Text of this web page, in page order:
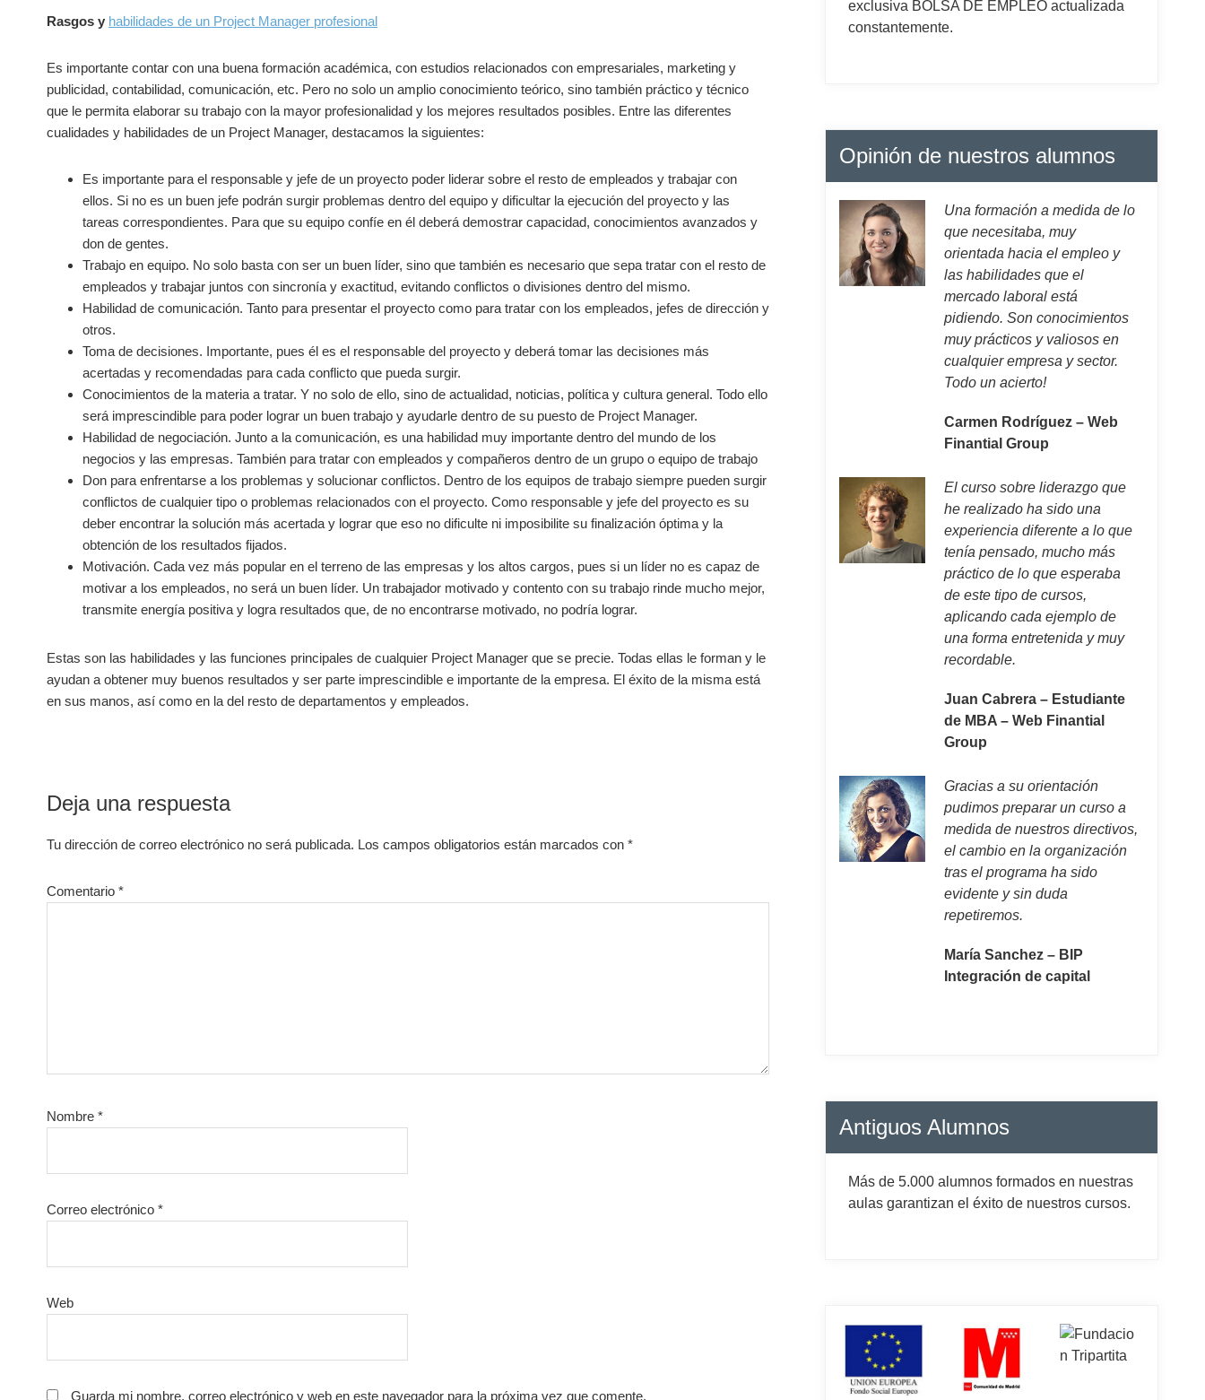
Rasgos y habilidades de un Project Manager profesional
Es importante contar con una buena formación académica, con estudios relacionados con empresariales, marketing y
publicidad, contabilidad, comunicación, etc. Pero no solo un amplio conocimiento teórico, sino también práctico y técnico
que le permita elaborar su trabajo con la mayor profesionalidad y los mejores resultados posibles. Entre las diferentes
cualidades y habilidades de un Project Manager, destacamos la siguientes:
Es importante para el responsable y jefe de un proyecto poder liderar sobre el resto de empleados y trabajar con
ellos. Si no es un buen jefe podrán surgir problemas dentro del equipo y dificultar la ejecución del proyecto y las
tareas correspondientes. Para que su equipo confíe en él deberá demostrar capacidad, conocimientos avanzados y
don de gentes.
Trabajo en equipo. No solo basta con ser un buen líder, sino que también es necesario que sepa tratar con el resto de
empleados y trabajar juntos con sincronía y exactitud, evitando conflictos o divisiones dentro del mismo.
Habilidad de comunicación. Tanto para presentar el proyecto como para tratar con los empleados, jefes de dirección y
otros.
Toma de decisiones. Importante, pues él es el responsable del proyecto y deberá tomar las decisiones más
acertadas y recomendadas para cada conflicto que pueda surgir.
Conocimientos de la materia a tratar. Y no solo de ello, sino de actualidad, noticias, política y cultura general. Todo ello
será imprescindible para poder lograr un buen trabajo y ayudarle dentro de su puesto de Project Manager.
Habilidad de negociación. Junto a la comunicación, es una habilidad muy importante dentro del mundo de los
negocios y las empresas. También para tratar con empleados y compañeros dentro de un grupo o equipo de trabajo
Don para enfrentarse a los problemas y solucionar conflictos. Dentro de los equipos de trabajo siempre pueden surgir
conflictos de cualquier tipo o problemas relacionados con el proyecto. Como responsable y jefe del proyecto es su
deber encontrar la solución más acertada y lograr que eso no dificulte ni imposibilite su finalización óptima y la
obtención de los resultados fijados.
Motivación. Cada vez más popular en el terreno de las empresas y los altos cargos, pues si un líder no es capaz de
motivar a los empleados, no será un buen líder. Un trabajador motivado y contento con su trabajo rinde mucho mejor,
transmite energía positiva y logra resultados que, de no encontrarse motivado, no podría lograr.
Estas son las habilidades y las funciones principales de cualquier Project Manager que se precie. Todas ellas le forman y le
ayudan a obtener muy buenos resultados y ser parte imprescindible e importante de la empresa. El éxito de la misma está
en sus manos, así como en la del resto de departamentos y empleados.
Interacciones
con
lectores
Deja una respuesta
Tu dirección de correo electrónico no será publicada. Los campos obligatorios están marcados con *
Comentario *
Nombre *
Correo electrónico *
Web
Guarda mi nombre, correo electrónico y web en este navegador para la próxima vez que comente.
exclusiva BOLSA DE EMPLEO actualizada
constantemente.
Opinión de nuestros alumnos
Una formación a medida de lo
que necesitaba, muy
orientada hacia el empleo y
las habilidades que el
mercado laboral está
pidiendo. Son conocimientos
muy prácticos y valiosos en
cualquier empresa y sector.
Todo un acierto!
Carmen Rodríguez – Web
Finantial Group
El curso sobre liderazgo que
he realizado ha sido una
experiencia diferente a lo que
tenía pensado, mucho más
práctico de lo que esperaba
de este tipo de cursos,
aplicando cada ejemplo de
una forma entretenida y muy
recordable.
Juan Cabrera – Estudiante
de MBA – Web Finantial
Group
Gracias a su orientación
pudimos preparar un curso a
medida de nuestros directivos,
el cambio en la organización
tras el programa ha sido
evidente y sin duda
repetiremos.
María Sanchez – BIP
Integración de capital
Antiguos Alumnos
Más de 5.000 alumnos formados en nuestras
aulas garantizan el éxito de nuestros cursos.